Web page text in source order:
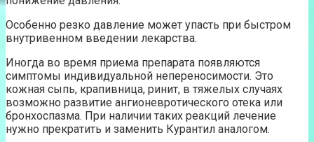
Особенно резко давление может упасть при быстром
внутривенном введении лекарства.
Иногда во время приема препарата появляются
симптомы индивидуальной непереносимости. Это
кожная сыпь, крапивница, ринит, в тяжелых случаях
возможно развитие ангионевротического отека или
бронхоспазма. При наличии таких реакций лечение
нужно прекратить и заменить Курантил аналогом.